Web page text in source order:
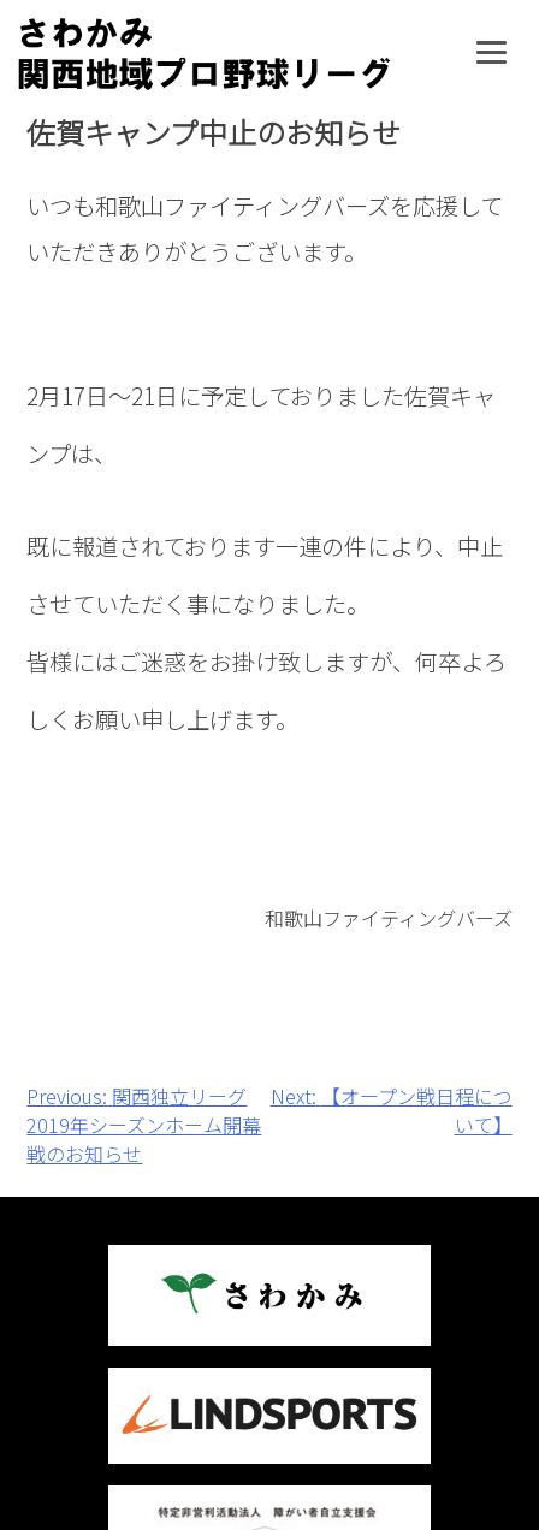
Skip
content
佐賀キャンプ中止のお知らせ
いつも和歌山ファイティングバーズを応援して
いただきありがとうございます。
2月17日～21日に予定しておりました佐賀キャ
ンプは、
既に報道されております一連の件により、中止
させていただく事になりました。
皆様にはご迷惑をお掛け致しますが、何卒よろ
しくお願い申し上げます。
和歌山ファイティングバーズ
投
稿
ナ
Previous: 関西独立リーグ
2019年シーズンホーム開幕
戦のお知らせ
Next:
【オープン戦日程につ
いて】